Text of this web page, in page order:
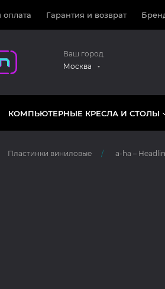
оплата Гарантия и возврат
Ваш город
Москва
КОМПЬЮТЕРНЫЕ КРЕСЛА И СТОЛЫ
Пластинки виниловые a-ha –